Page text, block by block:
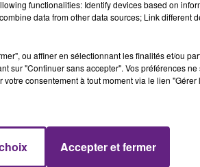
rappel, le coût de déploiement
par le SICECO et les communes qui
d’Avenir (PIA) et 40 %
de 12h + 0,40 € / kWh + 0,005 € /
0,025 € / minute
de recharge 15,25 € sur une borne
functionalities: Identify devices based on
data from other data sources; Link different
ou affiner en sélectionnant les finalités et/ou
sur "Continuer sans accepter". Vos préférences
consentement à tout moment via le lien
Accepter et fermer